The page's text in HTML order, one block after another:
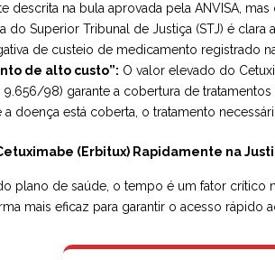
descrita na bula aprovada pela ANVISA,
do Superior Tribunal de Justiça (STJ) é
de custeio de medicamento registrado
de alto custo”: O valor elevado do
9.656/98) garante a cobertura de
a doença está coberta, o tratamento
(Erbitux) Rapidamente na
plano de saúde, o tempo é um fator
mais eficaz para garantir o acesso rápido